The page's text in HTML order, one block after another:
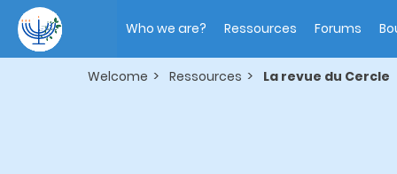
main
content
navigation
Who we are? Ressources Forums
Welcome Ressources La revue du Cercle